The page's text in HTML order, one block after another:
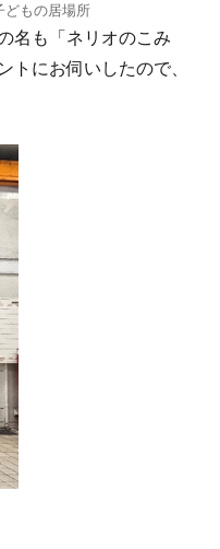
どもの居場所
名も「ネリオのこみ
にお伺いしたので、